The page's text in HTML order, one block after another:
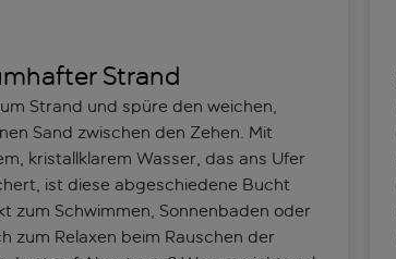
Strand
Strand und spüre den weichen,
Sand zwischen den Zehen. Mit
kristallklarem Wasser, das ans Ufer
ist diese abgeschiedene Bucht
zum Schwimmen, Sonnenbaden oder
zum Relaxen beim Rauschen der